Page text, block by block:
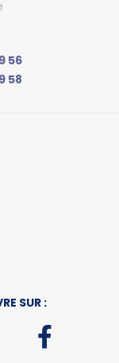
56
58
SUR :